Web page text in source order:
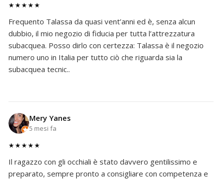
★★★★★
Frequento Talassa da quasi vent’anni ed è, senza alcun
dubbio, il mio negozio di fiducia per tutta l’attrezzatura
subacquea. Posso dirlo con certezza: Talassa è il negozio
numero uno in Italia per tutto ciò che riguarda sia la
subacquea tecnic..
Mery Yanes
5 mesi fa
★★★★★
Il ragazzo con gli occhiali è stato davvero gentilissimo e
preparato, sempre pronto a consigliare con competenza e